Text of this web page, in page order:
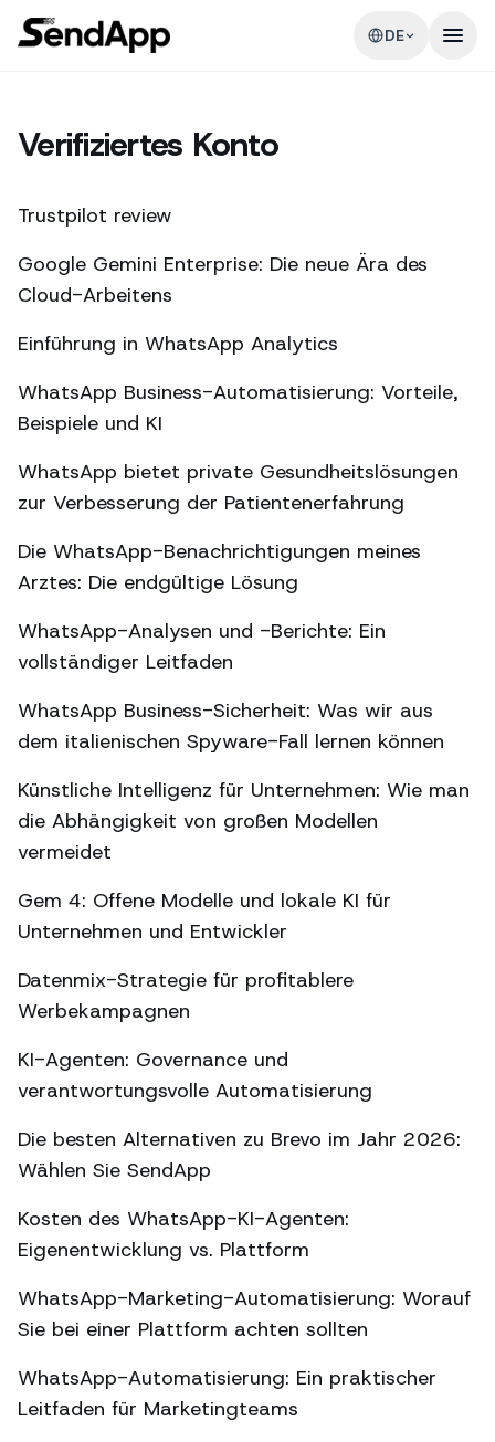
DE
Verifiziertes Konto
Trustpilot review
Google Gemini Enterprise: Die neue Ära des
Cloud-Arbeitens
Einführung in WhatsApp Analytics
WhatsApp Business-Automatisierung: Vorteile,
Beispiele und KI
WhatsApp bietet private Gesundheitslösungen
zur Verbesserung der Patientenerfahrung
Die WhatsApp-Benachrichtigungen meines
Arztes: Die endgültige Lösung
WhatsApp-Analysen und -Berichte: Ein
vollständiger Leitfaden
WhatsApp Business-Sicherheit: Was wir aus
dem italienischen Spyware-Fall lernen können
Künstliche Intelligenz für Unternehmen: Wie man
die Abhängigkeit von großen Modellen
vermeidet
Gem 4: Offene Modelle und lokale KI für
Unternehmen und Entwickler
Datenmix-Strategie für profitablere
Werbekampagnen
KI-Agenten: Governance und
verantwortungsvolle Automatisierung
Die besten Alternativen zu Brevo im Jahr 2026:
Wählen Sie SendApp
Kosten des WhatsApp-KI-Agenten:
Eigenentwicklung vs. Plattform
WhatsApp-Marketing-Automatisierung: Worauf
Sie bei einer Plattform achten sollten
WhatsApp-Automatisierung: Ein praktischer
Leitfaden für Marketingteams